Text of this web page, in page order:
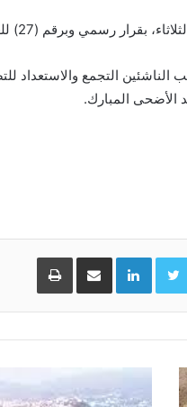
رسمي وبرقم (27) للعام 2021.
التجمع والاستعداد
الأضحى المبارك.
Twitter
LinkedInمشاركة عبر البريد طباعة